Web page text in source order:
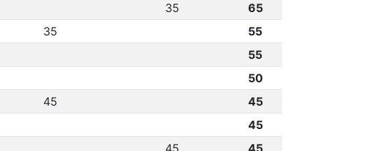
35
65
35
55
55
50
45
45
45
45
45